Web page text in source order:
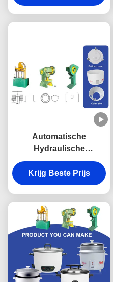
machine drukkoker
Automatische
Hydraulische
Kookgerei-
Productielijnmachine
voor Rijstkooktoestel
Krijg Beste Prijs